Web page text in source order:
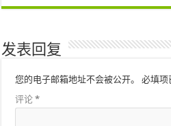
发表回复
您的电子邮箱地址不会被公开。 必填
评论*